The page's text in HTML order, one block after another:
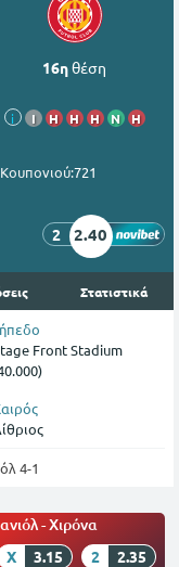
16ηθέση
i Ι Η Η Η Ν Η
721
2 2.40
Στατιστικά
Front Stadium
4-1
- Χιρόνα
X 3.15 2 2.35